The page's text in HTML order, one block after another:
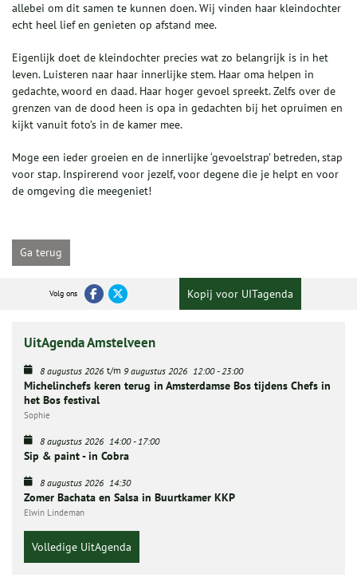
allebei om dit samen te kunnen doen. Wij vinden haar kleindochter
echt heel lief en genieten op afstand mee.
Eigenlijk doet de kleindochter precies wat zo belangrijk is in het
leven. Luisteren naar haar innerlijke stem. Haar oma helpen in
gedachte, woord en daad. Haar hoger gevoel spreekt. Zelfs over de
grenzen van de dood heen is opa in gedachten bij het opruimen en
kijkt vanuit foto’s in de kamer mee.
Moge een ieder groeien en de innerlijke ‘gevoelstrap’ betreden, stap
voor stap. Inspirerend voor jezelf, voor degene die je helpt en voor
de omgeving die meegeniet!
Ga terug
Volg ons Kopij voor UITagenda
UitAgenda Amstelveen
8 augustus 2026 t/m 9 augustus 2026 12:00-23:00
Michelinchefs keren terug in Amsterdamse Bos tijdens Chefs in
het Bos festival
Sophie
8 augustus 2026 14:00-17:00
Sip & paint - in Cobra
8 augustus 2026 14:30
Zomer Bachata en Salsa in Buurtkamer KKP
Elwin Lindeman
Volledige UitAgenda